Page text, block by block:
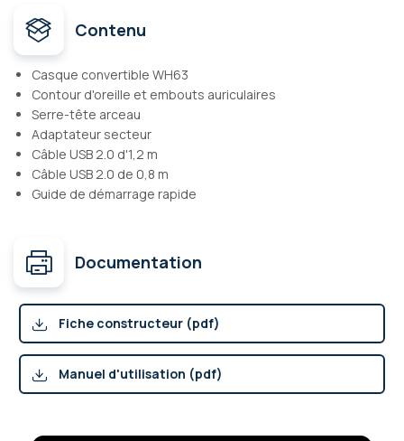
Contenu
Casque convertible WH63
Contour d'oreille et embouts auriculaires
Serre-tête arceau
Adaptateur secteur
Câble USB 2.0 d'1,2 m
Câble USB 2.0 de 0,8 m
Guide de démarrage rapide
Documentation
Fiche constructeur (pdf)
Manuel d'utilisation (pdf)